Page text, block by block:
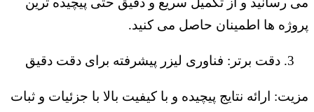
پروژه ها اطمینان حاصل می کنید.
دقت برتر: فناوری لیزر پیشرفته برای دقت دقیق
مزیت: ارائه نتایج پیچیده و با کیفیت بالا با جزئیات و ثبات